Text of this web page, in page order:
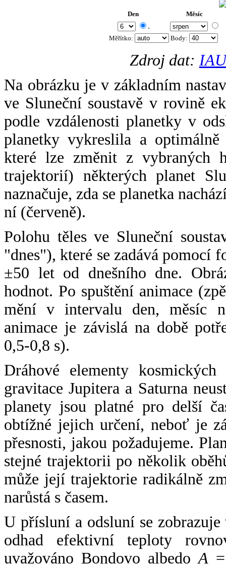
Den Měsíc
.
Měřítko: Body:
Zdroj dat:
Na obrázku je v základním
ve Sluneční soustavě v rovině
podle vzdálenosti planetky v
planetky vykreslila a
které lze změnit z vybraných
trajektorií) některých planet
naznačuje, zda se planetka
ní (červeně).
Polohu těles ve Sluneční
"dnes"), které se zadává pomocí
±50 let od dnešního dne.
hodnot. Po spuštění animace
mění v intervalu den, měsíc
animace je závislá na době
0,5-0,8 s).
Dráhové elementy
gravitace Jupitera a Saturna
planety jsou platné pro delší
obtížné jejich určení, neboť je
přesnosti, jakou požadujeme.
stejné trajektorii po několik
může její trajektorie radikálně
narůstá s časem.
U přísluní a odsluní se
odhad efektivní teploty
uvažováno Bondovo albedoA